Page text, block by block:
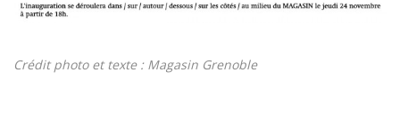
Crédit photo et texte : Magasin Grenoble